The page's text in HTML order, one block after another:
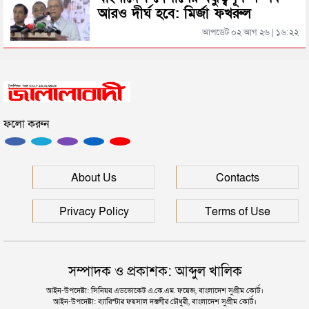
সিলেটের জোড়া ব্রিজের পাশ থেকে আটক ফরহাদ- বাদশা
প্রধানমন্ত্রী
সিলেটে আরও দুইজনের মৃত্যু, হাসপাতালে ৩ শতাধিক
আরও দীর্ঘ হবে: মির্জা ফখরুল
আপডেট ০২ আগ ২৬ | ১৬:২২
ফলো করুন
About Us Contacts
Privacy Policy Terms of Use
সম্পাদক ও প্রকাশক: আব্দুল খালিক
আইন-উপদেষ্টা: সিনিয়র এডভোকেট এ.কে.এম. ফয়েজ, বাংলাদেশ সুপ্রীম কোর্ট।
আইন-উপদেষ্টা: ব্যারিস্টার ফয়সাল দস্তগীর চৌধুরী, বাংলাদেশ সুপ্রীম কোর্ট।